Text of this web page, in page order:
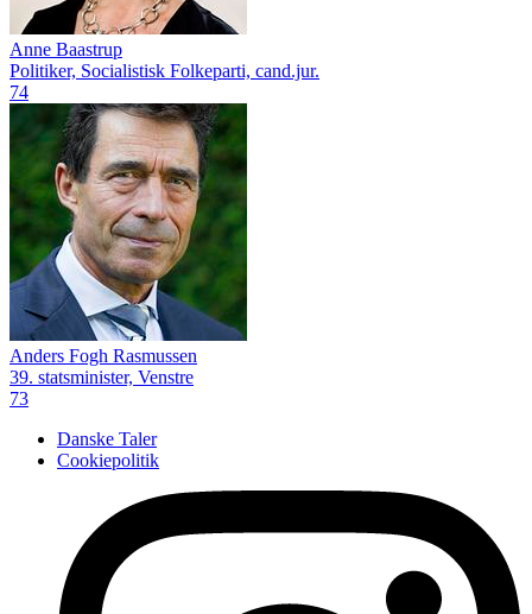
Anne Baastrup
Politiker, Socialistisk Folkeparti, cand.jur.
74
Anders Fogh Rasmussen
39. statsminister, Venstre
73
Danske Taler
Cookiepolitik